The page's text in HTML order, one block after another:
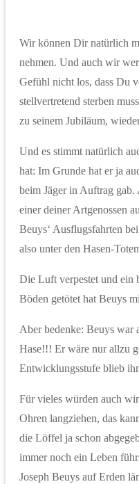
Wir können Dir natürlich
nehmen. Und auch wir
Gefühl nicht los, dass Du
stellvertretend sterben
zu seinem Jubiläum,
Und es stimmt natürlich
hat: Im Grunde hat er ja
beim Jäger in Auftrag gab.
einer deiner Artgenossen
Beuys‘ Ausflugsfahrten
also unter den Hasen-
Die Luft verpestet und ein
Böden getötet hat Beuys
Aber bedenke: Beuys war
Hase!!! Er wäre nur allzu
Entwicklungsstufe blieb
Für vieles würden auch
Ohren langziehen, das
die Löffel ja schon
immer noch ein Leben
Joseph Beuys auf Erden